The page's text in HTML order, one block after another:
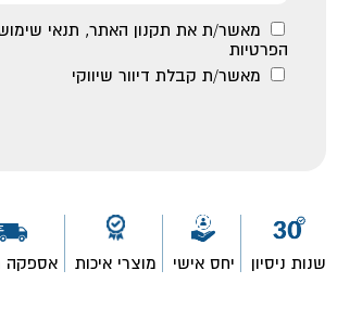
מאשר/ת את תקנון האתר, תנאי
הפרטיות
מאשר/ת קבלת דיוור שיווקי
שנות ניסיון יחס אישי מוצרי איכות אספקה